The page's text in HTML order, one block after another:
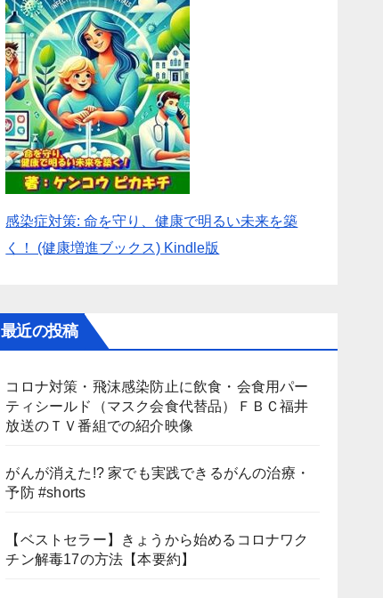
感染症対策: 命を守り、健康で明るい未来を築
く！ (健康増進ブックス) Kindle版
最近の投稿
コロナ対策・飛沫感染防止に飲食・会食用パー
ティシールド（マスク会食代替品）ＦＢＣ福井
放送のＴＶ番組での紹介映像
がんが消えた!? 家でも実践できるがんの治療・
予防 #shorts
【ベストセラー】きょうから始めるコロナワク
チン解毒17の方法【本要約】